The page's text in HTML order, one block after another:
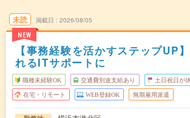
未読
NEW
掲載日 2026/08/05
【事務経験を活かすステップUP
れるITサポートに
職種未経験OK 交通費別途支給あり 土日祝日が
在宅・リモート WEB登録OK 無期雇用派遣